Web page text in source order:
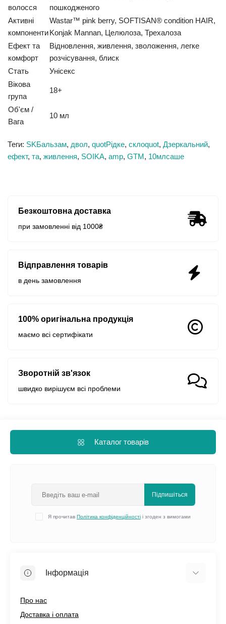
волосся
пошкодженого
Активні
компоненти
Wastar™ pink berry, SOFTISAN® condition HAIR,
Konjak Mannan, Целюлоза, Трехалоза
Ефект та
комфорт
Відновлення, живлення, зволоження, легке
розчісування, блиск
Стать
Унісекс
Вікова
група
18+
Об'єм /
Вага
10 мл
Теги: SKБальзам, двол, quotРідке, склоquot, Дзеркальний,
ефект, та, живлення, SOIKA, amp, GTM, 10млсаше
Безкоштовна доставка
при замовленні від 1000₴
Відправлення товарів
в день замовлення
100% оригінальна продукція
маємо всі сертифікати
Зворотній зв'язок
швидко вирішуєм всі проблеми
Каталог товарів
Підпишіться
Я прочитав Політика конфіденційності і згоден з вимогами
Інформація
Про нас
Доставка і оплата